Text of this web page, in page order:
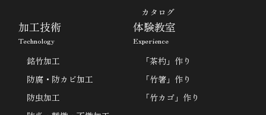
カタログ
加工技術
Technology
銘竹加工
防腐・防カビ加工
防虫加工
体験教室
Experience
「茶杓」作り
「竹箸」作り
「竹カゴ」作り